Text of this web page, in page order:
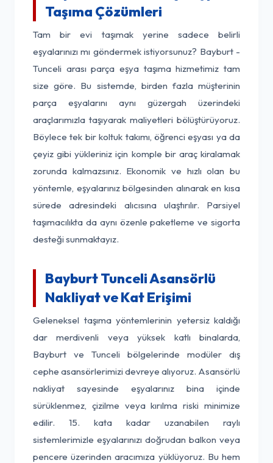
Taşıma Çözümleri
Tam bir evi taşımak yerine sadece belirli
eşyalarınızı mı göndermek istiyorsunuz? Bayburt -
Tunceli arası parça eşya taşıma hizmetimiz tam
size göre. Bu sistemde, birden fazla müşterinin
parça eşyalarını aynı güzergah üzerindeki
araçlarımızla taşıyarak maliyetleri bölüştürüyoruz.
Böylece tek bir koltuk takımı, öğrenci eşyası ya da
çeyiz gibi yükleriniz için komple bir araç kiralamak
zorunda kalmazsınız. Ekonomik ve hızlı olan bu
yöntemle, eşyalarınız bölgesinden alınarak en kısa
sürede adresindeki alıcısına ulaştırılır. Parsiyel
taşımacılıkta da aynı özenle paketleme ve sigorta
desteği sunmaktayız.
Bayburt Tunceli Asansörlü
Nakliyat ve Kat Erişimi
Geleneksel taşıma yöntemlerinin yetersiz kaldığı
dar merdivenli veya yüksek katlı binalarda,
Bayburt ve Tunceli bölgelerinde modüler dış
cephe asansörlerimizi devreye alıyoruz. Asansörlü
nakliyat sayesinde eşyalarınız bina içinde
sürüklenmez, çizilme veya kırılma riski minimize
edilir. 15. kata kadar uzanabilen raylı
sistemlerimizle eşyalarınızı doğrudan balkon veya
pencere üzerinden aracımıza yüklüyoruz. Bu hem